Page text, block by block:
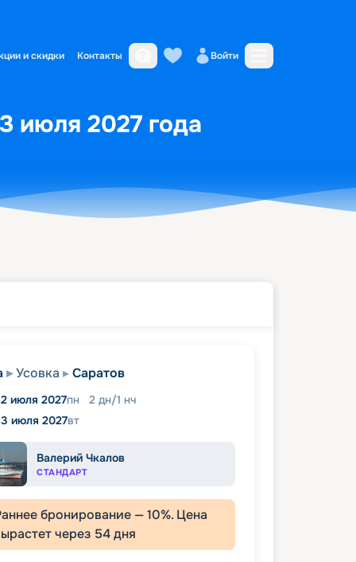
и скидки Контакты Войти
июля 2027 года
Усовка Саратов
июля 2027пн 2 дн/1 нч
июля 2027вт
Валерий Чкалов
СТАНДАРТ
бронирование —10%. Цена
через 54дня